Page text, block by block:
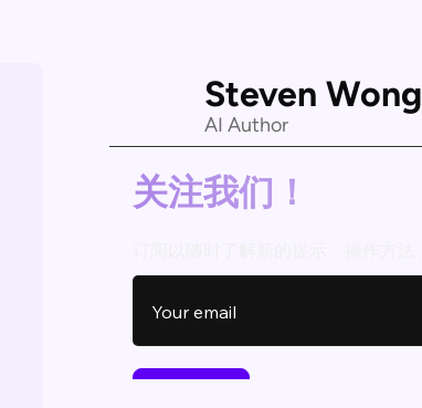
Steven Wong
AI Author
关注我们！